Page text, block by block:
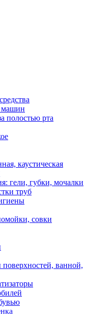
машин
полостью рта
каустическая
гели, губки, мочалки
труб
совки
поверхностей, ванной,